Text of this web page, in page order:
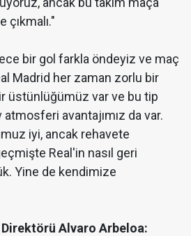
bir gol farkla öndeyiz ve maç
Madrid her zaman zorlu bir
üstünlüğümüz var ve bu tip
avantajımız da var.
iyi, ancak rehavete
Real'in nasıl geri
Yine de kendimize
Alvaro Arbeloa: